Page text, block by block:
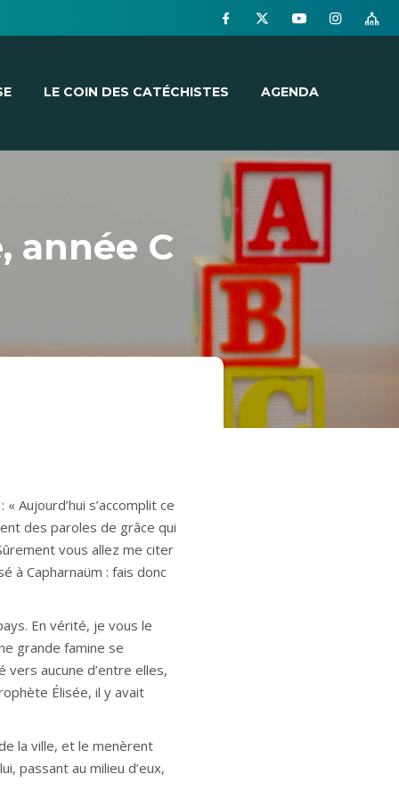
LE COIN DES CATÉCHISTES AGENDA
année C
Aujourd’hui s’accomplit ce
des paroles de grâce qui
vous allez me citer
à Capharnaüm : fais donc
En vérité, je vous le
grande famine se
aucune d’entre elles,
Élisée, il y avait
la ville, et le menèrent
passant au milieu d’eux,